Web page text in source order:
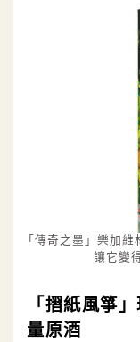
「傳奇之墨」樂加
讓它變
「摺紙風箏
量原酒